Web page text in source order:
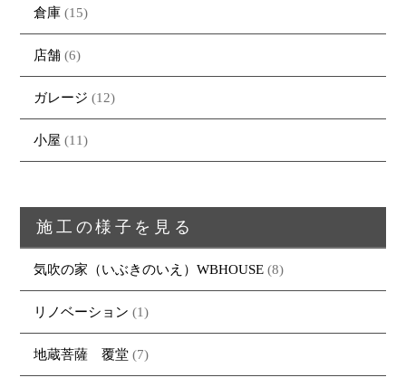
倉庫 (15)
店舗 (6)
ガレージ (12)
小屋 (11)
施工の様子を見る
気吹の家（いぶきのいえ）WBHOUSE (8)
リノベーション (1)
地蔵菩薩 覆堂 (7)
トップページ
ブログ
商品紹介
・MUKU